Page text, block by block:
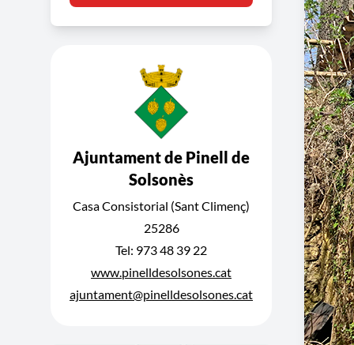
Ajuntament de Pinell de
Solsonès
Casa Consistorial (Sant Climenç)
25286
Tel: 973 48 39 22
www.pinelldesolsones.cat
ajuntament@pinelldesolsones.cat